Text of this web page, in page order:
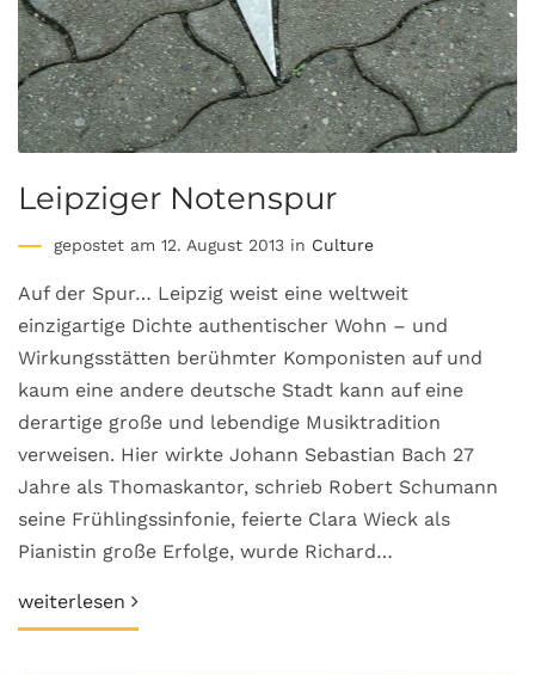
Leipziger Notenspur
gepostet am 12. August 2013 in Culture
Auf der Spur… Leipzig weist eine weltweit
einzigartige Dichte authentischer Wohn – und
Wirkungsstätten berühmter Komponisten auf und
kaum eine andere deutsche Stadt kann auf eine
derartige große und lebendige Musiktradition
verweisen. Hier wirkte Johann Sebastian Bach 27
Jahre als Thomaskantor, schrieb Robert Schumann
seine Frühlingssinfonie, feierte Clara Wieck als
Pianistin große Erfolge, wurde Richard…
weiterlesen